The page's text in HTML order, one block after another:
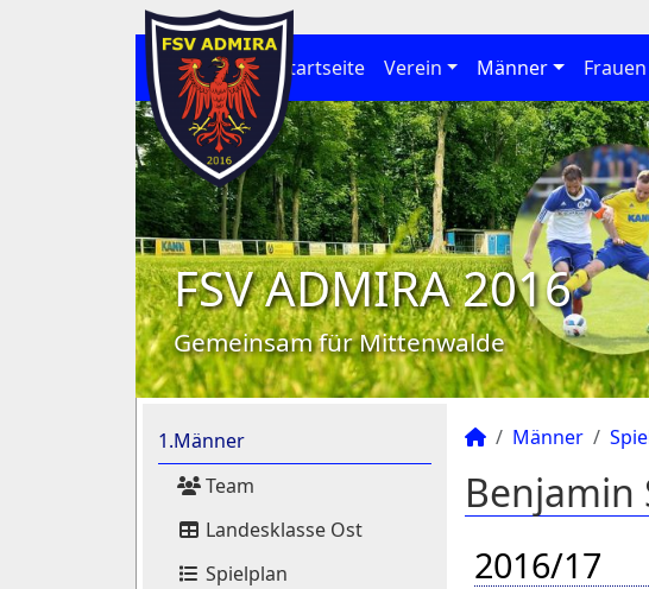
Startseite Verein Männer Frauen
FSV ADMIRA 2016
Gemeinsam für Mittenwalde
1.Männer
Team
Landesklasse Ost
Spielplan
Männer
Benjamin
2016/17